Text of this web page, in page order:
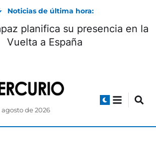
Noticias de última hora:
planifica su presencia en la
Vuelta a España
de 2026